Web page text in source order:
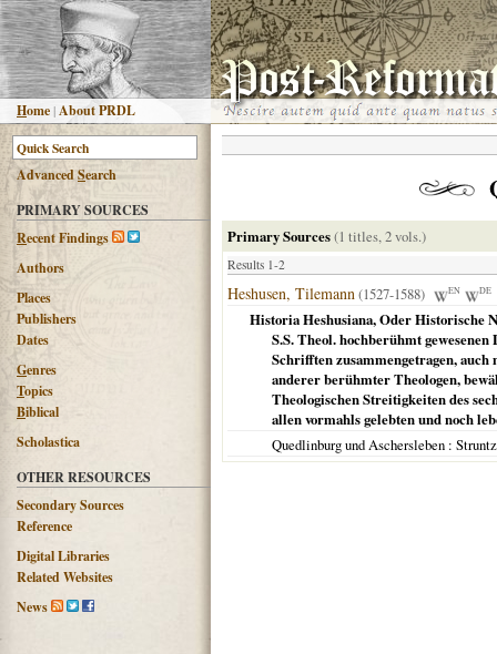
Home|About PRDL
AdvancedSearch
PRIMARY SOURCES
Recent Findings
Authors
Places
Publishers
Dates
Genres
Topics
Biblical
Scholastica
OTHER RESOURCES
Secondary Sources
Reference
Digital Libraries
Related Websites
News
Primary Sources(1 titles, 2 vols.)
Results 1-2
Heshusen, Tilemann(1527-1588) EN DE
Historia Heshusiana, Oder Historische
S.S. Theol. hochberühmt
Schrifften zusammengetragen, auch
anderer berühmter Theologen,
Theologischen Streitigkeiten des
allen vormahls gelebten und noch
Quedlinburg und Aschersleben :